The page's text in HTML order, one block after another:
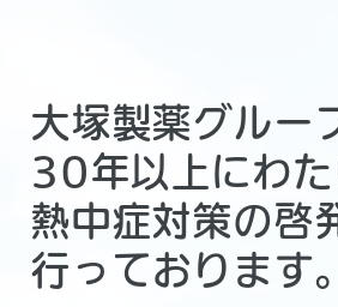
大塚製薬グルー
30年以上にわた
熱中症対策の啓
行っております。